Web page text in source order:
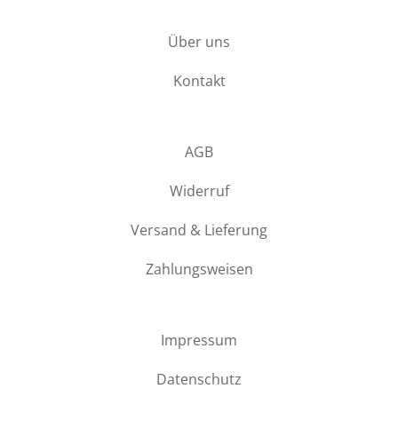
Über uns
Kontakt
AGB
Widerruf
Versand & Lieferung
Zahlungsweisen
Impressum
Datenschutz